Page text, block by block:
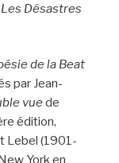
Les Désastres
de la Beat
par Jean-
vue de
édition,
Lebel (1901-
York en